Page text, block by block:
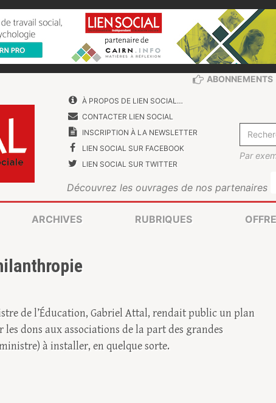
À PROPOS DE LIEN SOCIAL…
CONTACTER LIEN SOCIAL
INSCRIPTION À LA NEWSLETTER
LIEN SOCIAL SUR FACEBOOK
LIEN SOCIAL SUR TWITTER
Par
Découvrez les ouvrages de nos partenaires
ABONNEMENTS
ARCHIVES RUBRIQUES
de l’Éducation, Gabriel Attal, rendait public un plan
dons aux associations de la part des grandes
à installer, en quelque sorte.